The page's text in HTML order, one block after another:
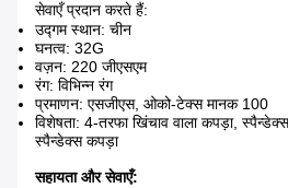
सेवाएँ प्रदान करते हैं:
उद्गम स्थान: चीन
घनत्व: 32G
वज़न: 220 जीएसएम
रंग: विभिन्न रंग
प्रमाणन: एसजीएस, ओको-टेक्स मानक 100
विशेषता: 4-तरफा खिंचाव वाला कपड़ा,
स्पैन्डेक्स कपड़ा
सहायता और सेवाएँ: